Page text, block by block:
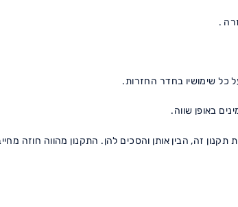
.
כל שימושיו בחדר החזרות.
באופן שווה.
זה, הבין אותן והסכים להן. התקנון מהווה חוזה